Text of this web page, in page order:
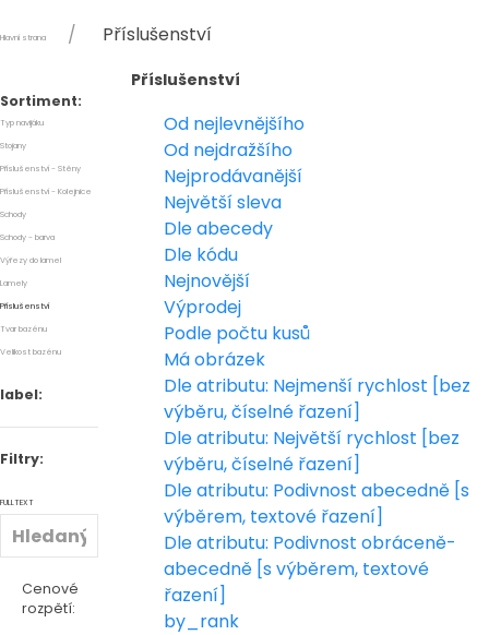
Hlavní strana Příslušenství
Sortiment:
Typ navijáku
Stojany
Příslušenství - Stěny
Příslušenství - Kolejnice
Schody
Schody - barva
Výřezy do lamel
Lamely
Příslušenství
Tvar bazénu
Velikost bazénu
label:
Filtry:
FULLTEXT
Cenové
rozpětí:
Příslušenství
Od nejlevnějšího
Od nejdražšího
Nejprodávanější
Největší sleva
Dle abecedy
Dle kódu
Nejnovější
Výprodej
Podle počtu kusů
Má obrázek
Dle atributu: Nejmenší rychlost [bez
výběru, číselné řazení]
Dle atributu: Největší rychlost [bez
výběru, číselné řazení]
Dle atributu: Podivnost abecedně [s
výběrem, textové řazení]
Dle atributu: Podivnost obráceně-
abecedně [s výběrem, textové
řazení]
by_rank